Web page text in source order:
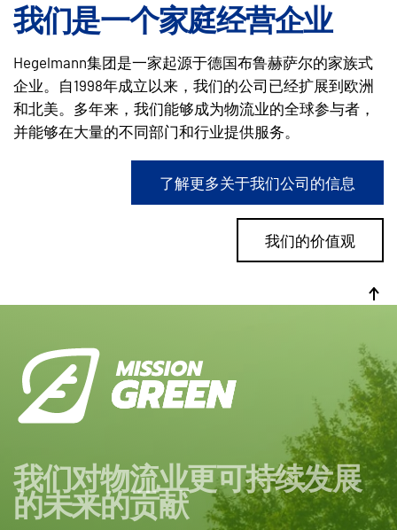
我们是一个家庭经营企业
Hegelmann集团是一家起源于德国布鲁赫萨尔的家族式
企业。自1998年成立以来，我们的公司已经扩展到欧洲
和北美。多年来，我们能够成为物流业的全球参与者，
并能够在大量的不同部门和行业提供服务。
了解更多关于我们公司的信息
我们的价值观
我们对物流业更可持续发展
的未来的贡献